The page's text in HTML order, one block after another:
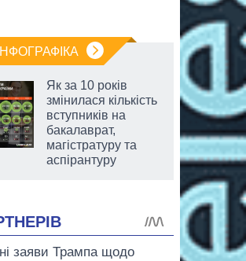
ІНФОГРАФІКА
Як за 10 років
змінилася кількість
вступників на
бакалаврат,
магістратуру та
аспірантуру